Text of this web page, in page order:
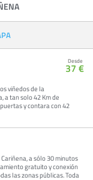
viñedos de la
a tan solo 42 Km de
y contara con 42
Desde
37 €
a sólo 30 minutos
gratuito y conexión
las zonas públicas. Toda